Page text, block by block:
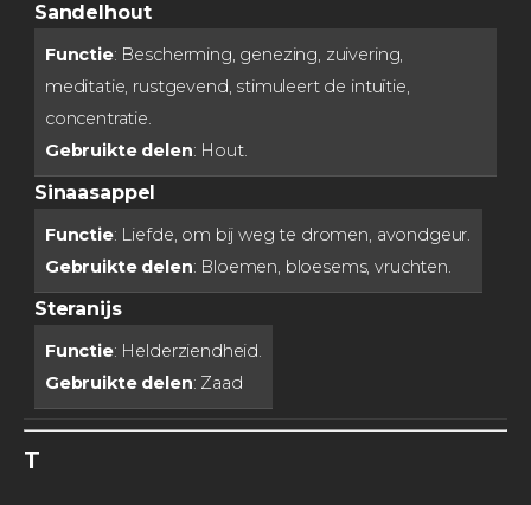
Sandelhout
Functie: Bescherming, genezing, zuivering,
meditatie, rustgevend, stimuleert de intuïtie,
concentratie.
Gebruikte delen: Hout.
Sinaasappel
Functie: Liefde, om bij weg te dromen, avondgeur.
Gebruikte delen: Bloemen, bloesems, vruchten.
Steranijs
Functie: Helderziendheid.
Gebruikte delen: Zaad
T